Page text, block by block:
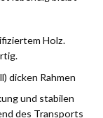
Holz.
dicken Rahmen
und stabilen
des Transports